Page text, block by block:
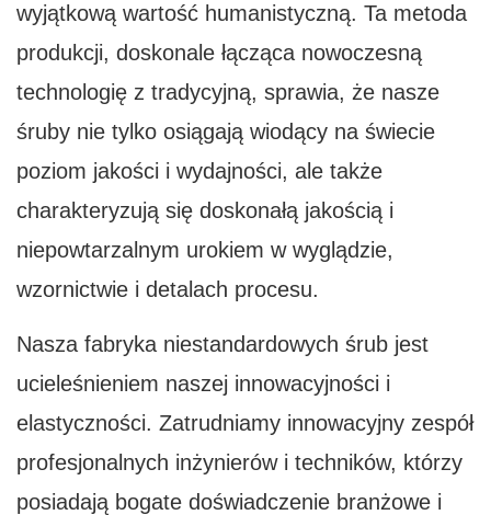
wyjątkową wartość humanistyczną. Ta metoda
produkcji, doskonale łącząca nowoczesną
technologię z tradycyjną, sprawia, że ​​nasze
śruby nie tylko osiągają wiodący na świecie
poziom jakości i wydajności, ale także
charakteryzują się doskonałą jakością i
niepowtarzalnym urokiem w wyglądzie,
wzornictwie i detalach procesu.
Nasza fabryka niestandardowych śrub jest
ucieleśnieniem naszej innowacyjności i
elastyczności. Zatrudniamy innowacyjny zespół
profesjonalnych inżynierów i techników, którzy
posiadają bogate doświadczenie branżowe i